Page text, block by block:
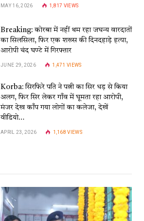
MAY 16, 2026 1,817 VIEWS
Breaking: कोरबा में नहीं थम रहा जघन्य वारदातों
का सिलसिला, फिर एक शख्स की दिनदहाड़े हत्या,
आरोपी चंद घण्टे में गिरफ्तार
JUNE 29, 2026 1,471VIEWS
Korba: सिरफिरे पति ने पत्नी का सिर धड़ से किया
अलग, फिर सिर लेकर गाँव में घूमता रहा आरोपी,
मंजर देख काँप गया लोगों का कलेजा, देखें
वीडियो…
APRIL 23, 2026 1,168VIEWS